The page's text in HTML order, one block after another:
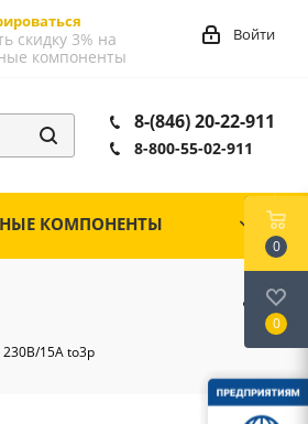
скидку 3% на
компоненты
Войти
8-(846) 20-22-911
8-800-55-02-911
КОМПОНЕНТЫ
230В/15А to3p
0
0